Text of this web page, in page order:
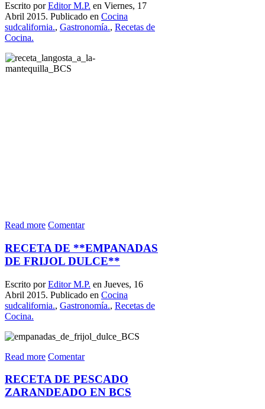
Escrito porEditor M.P. en Viernes, 17
Abril 2015. Publicado en Cocina
sudcalifornia., Gastronomía., Recetas de
Cocina.
Read more Comentar
RECETA DE **EMPANADAS
DE FRIJOL DULCE**
Escrito porEditor M.P. en Jueves, 16
Abril 2015. Publicado en Cocina
sudcalifornia., Gastronomía., Recetas de
Cocina.
Read more Comentar
RECETA DE PESCADO
ZARANDEADO EN BCS